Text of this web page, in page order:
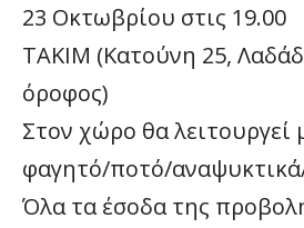
23 Οκτωβρίου στις 19.00
ΤΑΚΙΜ (Κατούνη 25,
όροφος)
Στον χώρο θα λειτουργεί
φαγητό/ποτό/
Όλα τα έσοδα της